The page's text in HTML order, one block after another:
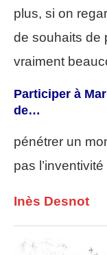
plus, si on
de souhaits de
vraiment
Participer à
de…
pénétrer un
pas
Inès Desnot